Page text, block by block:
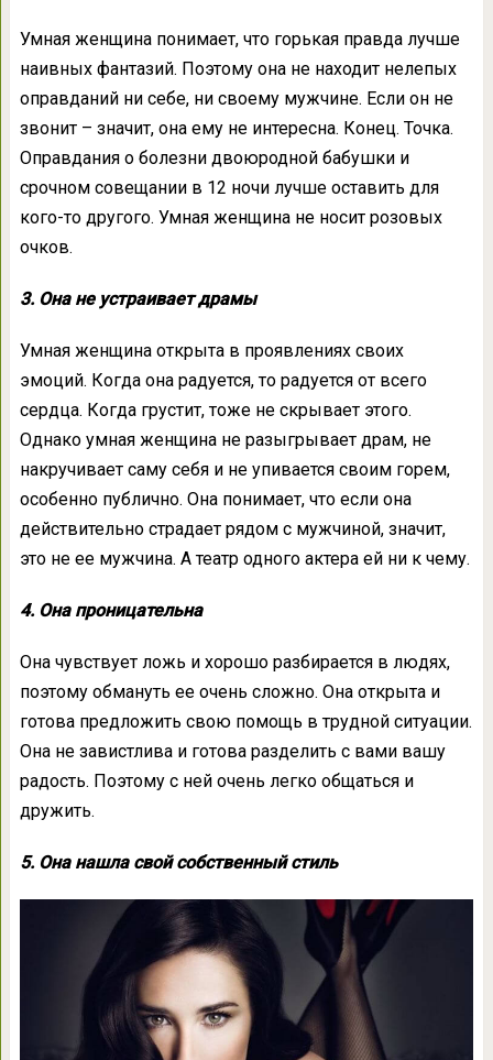
Умная женщина понимает, что горькая правда лучше
наивных фантазий. Поэтому она не находит нелепых
оправданий ни себе, ни своему мужчине. Если он не
звонит – значит, она ему не интересна. Конец. Точка.
Оправдания о болезни двоюродной бабушки и
срочном совещании в 12 ночи лучше оставить для
кого-то другого. Умная женщина не носит розовых
очков.
3. Она не устраивает драмы
Умная женщина открыта в проявлениях своих
эмоций. Когда она радуется, то радуется от всего
сердца. Когда грустит, тоже не скрывает этого.
Однако умная женщина не разыгрывает драм, не
накручивает саму себя и не упивается своим горем,
особенно публично. Она понимает, что если она
действительно страдает рядом с мужчиной, значит,
это не ее мужчина. А театр одного актера ей ни к чему.
4. Она проницательна
Она чувствует ложь и хорошо разбирается в людях,
поэтому обмануть ее очень сложно. Она открыта и
готова предложить свою помощь в трудной ситуации.
Она не завистлива и готова разделить с вами вашу
радость. Поэтому с ней очень легко общаться и
дружить.
5. Она нашла свой собственный стиль